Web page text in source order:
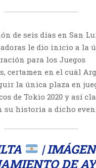
de seis días en San
le dio inicio a la
para los Juegos
certamen en el cuál
la única plaza en
de Tokio 2020 y así
su historia a dicho
|
DE